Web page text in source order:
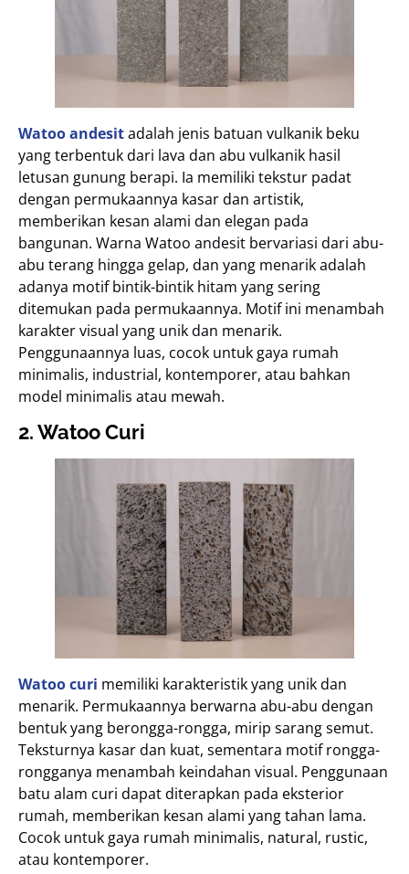
Watoo andesitadalah jenis batuan vulkanik beku
yang terbentuk dari lava dan abu vulkanik hasil
letusan gunung berapi. Ia memiliki tekstur padat
dengan permukaannya kasar dan artistik,
memberikan kesan alami dan elegan pada
bangunan. Warna Watoo andesit bervariasi dari abu-
abu terang hingga gelap, dan yang menarik adalah
adanya motif bintik-bintik hitam yang sering
ditemukan pada permukaannya. Motif ini menambah
karakter visual yang unik dan menarik.
Penggunaannya luas, cocok untuk gaya rumah
minimalis, industrial, kontemporer, atau bahkan
model minimalis atau mewah.
2. Watoo Curi
Watoo curi memiliki karakteristik yang unik dan
menarik. Permukaannya berwarna abu-abu dengan
bentuk yang berongga-rongga, mirip sarang semut.
Teksturnya kasar dan kuat, sementara motif rongga-
rongganya menambah keindahan visual. Penggunaan
batu alam curi dapat diterapkan pada eksterior
rumah, memberikan kesan alami yang tahan lama.
Cocok untuk gaya rumah minimalis, natural, rustic,
atau kontemporer.